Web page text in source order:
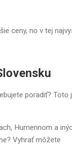
ceny, no v tej
poradiť? Toto
Humennom a
Vyhrať môžete